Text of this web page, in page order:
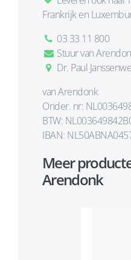
Frankrijk en
03 33 11 800
Stuur van
Dr. Paul
van Arendonk
Onder. nr:
BTW:
IBAN:
Meer
Arendonk